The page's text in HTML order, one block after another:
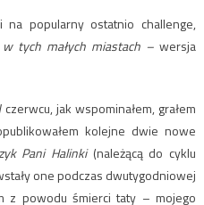
popularny ostatnio challenge,
w tych małych miastach –wersja
jak wspominałem, grałem
kolejne dwie nowe
Pani Halinki(należącą do cyklu
one podczas dwutygodniowej
z powodu śmierci taty – mojego